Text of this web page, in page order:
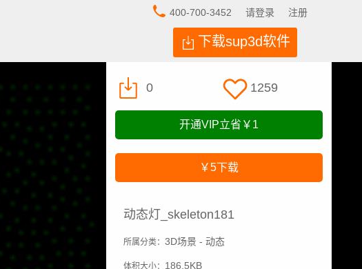
400-700-3452 请登录 注册
下载sup3d软件
0 1259
开通VIP立省 ￥1
￥5下载
动态灯_skeleton181
所属分类：3D场景 - 动态
体积大小： 186.5KB